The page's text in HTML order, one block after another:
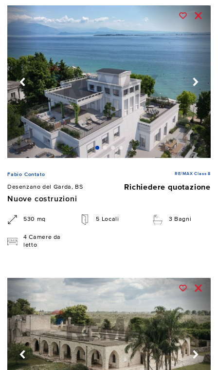
Fabio Contato RE/MAX Class 8
Desenzano del Garda, BS
Richiedere quotazione
Nuove costruzioni
530 mq 5 Locali 3 Bagni
4 Camere da
letto